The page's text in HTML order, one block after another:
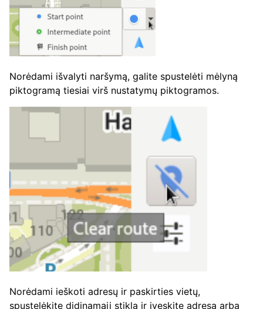
Norėdami išvalyti naršymą, galite spustelėti mėlyną
piktogramą tiesiai virš nustatymų piktogramos.
Norėdami ieškoti adresų ir paskirties vietų,
spustelėkite didinamąjį stiklą ir įveskite adresą arba